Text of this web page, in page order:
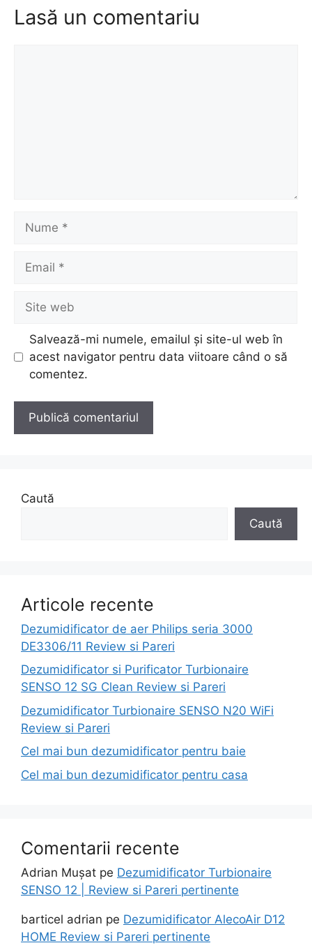
Lasă un comentariu
Nume
Email
Site
web
Salvează-mi numele, emailul și site-ul web în
acest navigator pentru data viitoare când o să
comentez.
Caută
Caută
Articole recente
Dezumidificator de aer Philips seria 3000
DE3306/11 Review si Pareri
Dezumidificator si Purificator Turbionaire
SENSO 12 SG Clean Review si Pareri
Dezumidificator Turbionaire SENSO N20 WiFi
Review si Pareri
Cel mai bun dezumidificator pentru baie
Cel mai bun dezumidificator pentru casa
Comentarii recente
Adrian Mușat pe Dezumidificator Turbionaire
SENSO 12 | Review si Pareri pertinente
barticel adrian pe Dezumidificator AlecoAir D12
HOME Review si Pareri pertinente